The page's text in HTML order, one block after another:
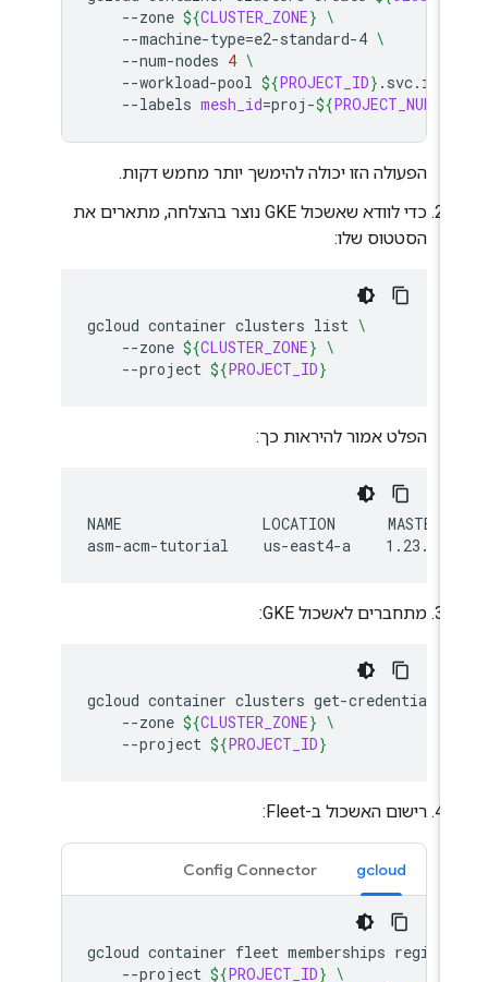
--zone ${CLUSTER_ZONE
--machine-type=e2-standard-4
--num-nodes
--workload-pool ${PROJECT_ID}
--labels mesh_id=proj-${PROJECT_NUMBER
הפעולה הזו יכולה להימשך יותר מחמש דקות.
כדי לוודא שאשכול GKE נוצר בהצלחה, מתארים את
הסטטוס שלו:
gcloud container clusters list
--zone ${CLUSTER_ZONE
--project ${PROJECT_ID
הפלט אמור להיראות כך:
NAME                LOCATION
מתחברים לאשכול GKE:
gcloud container clusters get-credentials
--zone ${CLUSTER_ZONE
--project ${PROJECT_ID
רישום האשכול ב-Fleet:
gcloud
Config Connector
gcloud container fleet memberships
--project ${PROJECT_ID